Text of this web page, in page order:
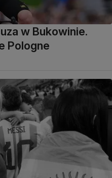
w Bukowinie.
Pologne